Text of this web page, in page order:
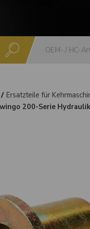
Ersatzteile für
200-Serie